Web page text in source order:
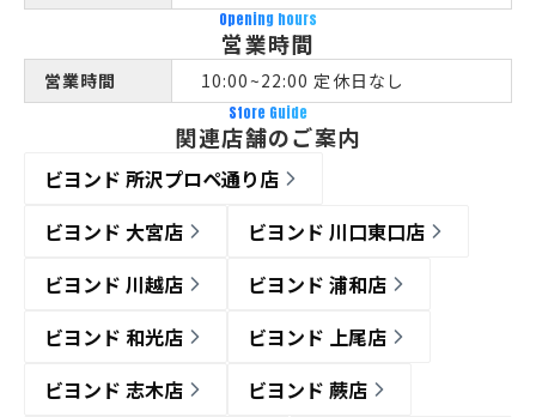
Opening hours
営業時間
営業時間 10:00~22:00 定休日なし
Store Guide
関連店舗のご案内
ビヨンド 所沢プロペ通り店
ビヨンド 大宮店
ビヨンド 川口東口店
ビヨンド 川越店
ビヨンド 浦和店
ビヨンド 和光店
ビヨンド 上尾店
ビヨンド 志木店
ビヨンド 蕨店